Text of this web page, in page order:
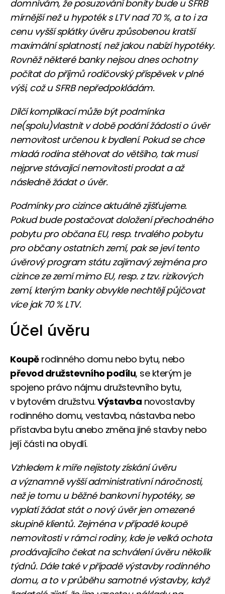
domnívám, že posuzování bonity bude u SFRB
mírnější než u hypoték s LTV nad 70 %, a to i za
cenu vyšší splátky úvěru způsobenou kratší
maximální splatností, než jakou nabízí hypotéky.
Rovněž některé banky nejsou dnes ochotny
počítat do příjmů rodičovský příspěvek v plné
výši, což u SFRB nepředpokládám.
Dílčí komplikací může být podmínka
ne(spolu)vlastnit v době podání žádosti o úvěr
nemovitost určenou k bydlení. Pokud se chce
mladá rodina stěhovat do většího, tak musí
nejprve stávající nemovitosti prodat a až
následně žádat o úvěr.
Podmínky pro cizince aktuálně zjišťujeme.
Pokud bude postačovat doložení přechodného
pobytu pro občana EU, resp. trvalého pobytu
pro občany ostatních zemí, pak se jeví tento
úvěrový program státu zajímavý zejména pro
cizince ze zemí mimo EU, resp. z tzv. rizikových
zemí, kterým banky obvykle nechtějí půjčovat
více jak 70 % LTV.
Účel úvěru
Koupěrodinného domu nebo bytu, nebo
převod družstevního podílu, se kterým je
spojeno právo nájmu družstevního bytu,
v bytovém družstvu.Výstavba novostavby
rodinného domu, vestavba, nástavba nebo
přístavba bytu anebo změna jiné stavby nebo
její části na obydlí.
Vzhledem k míře nejistoty získání úvěru
a významně vyšší administrativní náročnosti,
než je tomu u běžné bankovní hypotéky, se
vyplatí žádat stát o nový úvěr jen omezené
skupině klientů. Zejména v případě koupě
nemovitosti v rámci rodiny, kde je velká ochota
prodávajícího čekat na schválení úvěru několik
týdnů. Dále také v případě výstavby rodinného
domu, a to v průběhu samotné výstavby, když